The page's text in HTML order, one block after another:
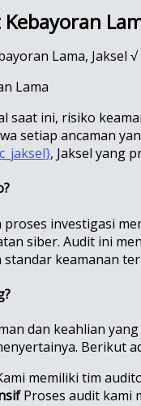
Lama, Jaksel
saat ini, risiko
setiap ancaman
}, Jaksel yang
investigasi
siber. Audit ini
keamanan
dan keahlian
Berikut
memiliki tim
Proses audit kami